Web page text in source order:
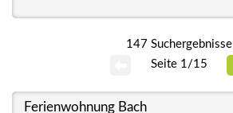
147 Suchergebnisse
Seite 1/15
Ferienwohnung Bach